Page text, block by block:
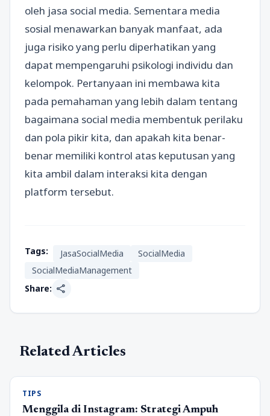
oleh jasa social media. Sementara media
sosial menawarkan banyak manfaat, ada
juga risiko yang perlu diperhatikan yang
dapat mempengaruhi psikologi individu dan
kelompok. Pertanyaan ini membawa kita
pada pemahaman yang lebih dalam tentang
bagaimana social media membentuk perilaku
dan pola pikir kita, dan apakah kita benar-
benar memiliki kontrol atas keputusan yang
kita ambil dalam interaksi kita dengan
platform tersebut.
Tags: JasaSocialMedia
SocialMedia
SocialMediaManagement
Share: share
Related Articles
TIPS
Menggila di Instagram: Strategi Ampuh